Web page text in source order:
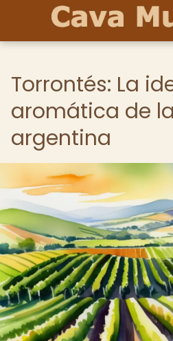
Torrontés: La
aromática de
argentina